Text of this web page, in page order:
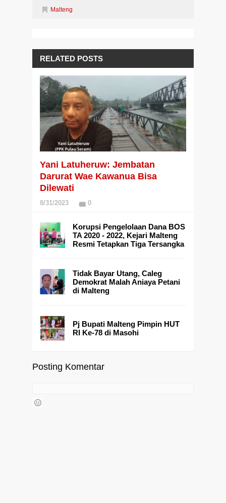
Malteng
RELATED POSTS
Yani Latuheruw: Jembatan
Darurat Wae Kawanua Bisa
Dilewati
8/31/2023 0
Korupsi Pengelolaan Dana BOS
TA 2020 - 2022, Kejari Malteng
Resmi Tetapkan Tiga Tersangka
Tidak Bayar Utang, Caleg
Demokrat Malah Aniaya Petani
di Malteng
Pj Bupati Malteng Pimpin HUT
RI Ke-78 di Masohi
Posting Komentar